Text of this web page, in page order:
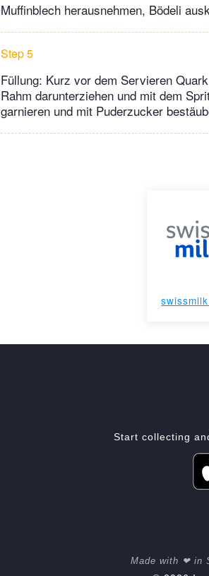
Muffinblech herausnehmen, Bödeli
Step 5
Füllung: Kurz vor dem Servieren
Rahm darunterziehen und mit dem
garnieren und mit Puderzucker
Start collecting
Made with ❤ in